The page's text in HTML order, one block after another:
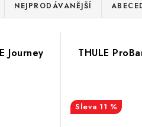
NEJPRODÁVANĚJŠÍ
Journey
THULE
11 %